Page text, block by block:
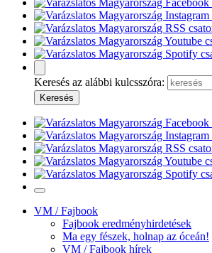
Keresés az alábbi kulcsszóra:
VM / Fajbook
Fajbook eredményhirdetések
Ma egy fészek, holnap az óceán!
VM / Fajbook hírek